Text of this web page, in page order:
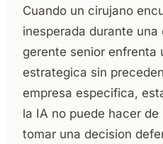
Cuando un cirujano
inesperada durante una
gerente senior enfrenta
estrategica sin
empresa especifica,
la IA no puede hacer
tomar una decision